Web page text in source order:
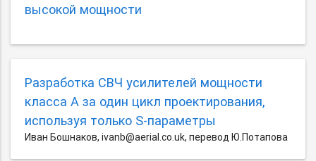
высокой мощности
Разработка СВЧ усилителей мощности
класса А за один цикл проектирования,
используя только S-параметры
Иван Бошнаков, ivanb@aerial.co.uk, перевод Ю.Потапова